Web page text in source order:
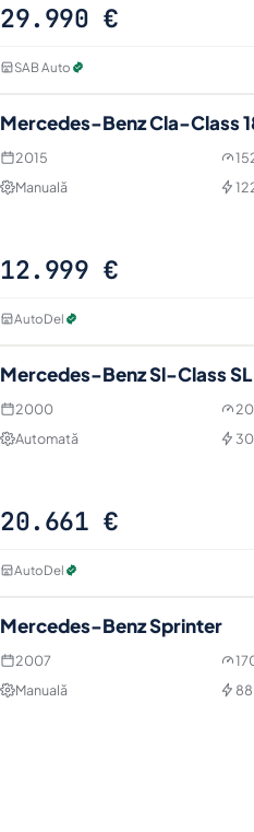
29.990 €
SAB Auto
Mercedes-Benz Cla-Class
2015
Manuală
12.999 €
AutoDel
Mercedes-Benz Sl-Class SL
2000
Automată
20.661 €
AutoDel
Mercedes-Benz Sprinter
2007
Manuală
88